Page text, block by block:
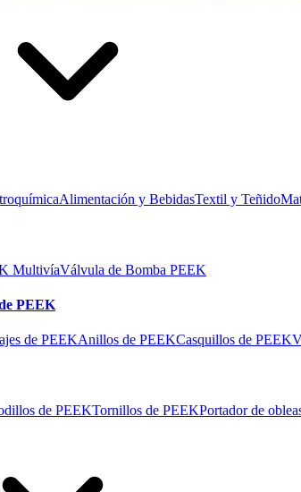
Alimentación y BebidasTextil y Teñido
MultivíaVálvula de Bomba PEEK
PEEK
de PEEKAnillos de PEEKCasquillos de PEEK
de PEEKTornillos de PEEKPortador de